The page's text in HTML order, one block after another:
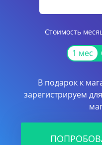
Стоимость
1 мес
В подарок к
зарегистрируем